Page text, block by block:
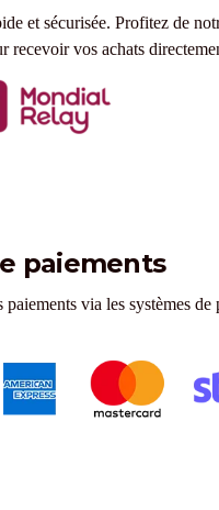
et sécurisée. Profitez de
recevoir vos achats
paiements
paiements via les systèmes de